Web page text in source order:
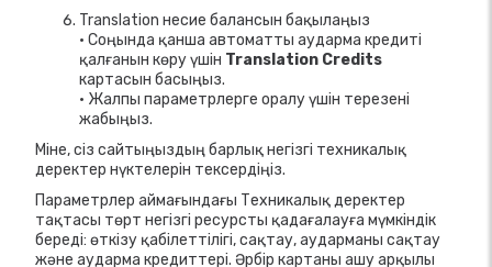
Translation несие балансын бақылаңыз
• Соңында қанша автоматты аударма кредиті
қалғанын көру үшін Translation Credits
картасын басыңыз.
• Жалпы параметрлерге оралу үшін терезені
жабыңыз.
Міне, сіз сайтыңыздың барлық негізгі техникалық
деректер нүктелерін тексердіңіз.
Параметрлер аймағындағы Техникалық деректер
тақтасы төрт негізгі ресурсты қадағалауға мүмкіндік
береді: өткізу қабілеттілігі, сақтау, аударманы сақтау
және аударма кредиттері. Әрбір картаны ашу арқылы